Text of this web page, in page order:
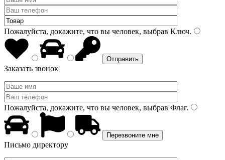
Пожалуйста, докажите, что вы человек, выбрав Ключ.
Заказать звонок
Пожалуйста, докажите, что вы человек, выбрав Флаг.
Письмо директору